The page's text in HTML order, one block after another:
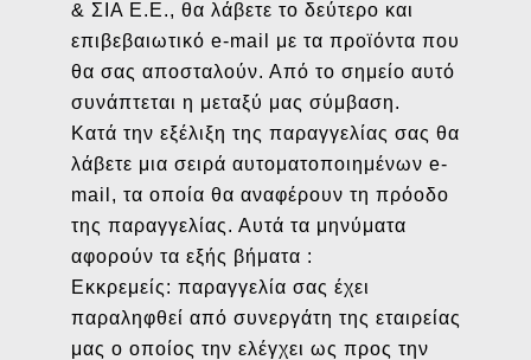
& ΣΙΑ Ε.Ε., θα λάβετε το δεύτερο και
επιβεβαιωτικό e-mail με τα προϊόντα που
θα σας αποσταλούν. Από το σημείο αυτό
συνάπτεται η μεταξύ μας σύμβαση.
Κατά την εξέλιξη της παραγγελίας σας θα
λάβετε μια σειρά αυτοματοποιημένων e-
mail, τα οποία θα αναφέρουν τη πρόοδο
της παραγγελίας. Αυτά τα μηνύματα
αφορούν τα εξής βήματα :
Εκκρεμείς: παραγγελία σας έχει
παραληφθεί από συνεργάτη της εταιρείας
μας ο οποίος την ελέγχει ως προς την